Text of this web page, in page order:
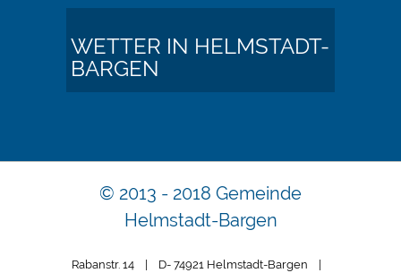
WETTER IN HELMSTADT-
BARGEN
© 2013 - 2018 Gemeinde
Helmstadt-Bargen
Rabanstr. 14 | D- 74921 Helmstadt-Bargen |